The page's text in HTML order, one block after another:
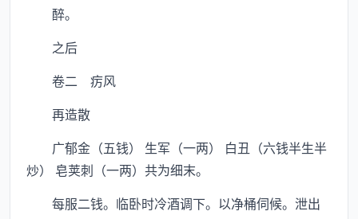
醉。
之后
卷二 疠风
再造散
广郁金（五钱） 生军（一两） 白丑（六钱半生半
炒） 皂荚刺（一两）共为细末。
每服二钱。临卧时冷酒调下。以净桶伺候。泄出